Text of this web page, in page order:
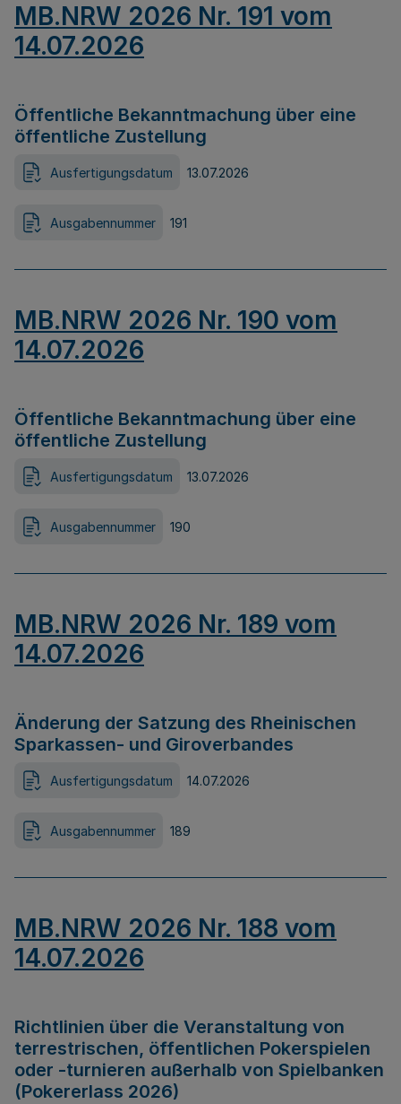
MB.NRW 2026 Nr. 191 vom
14.07.2026
Öffentliche Bekanntmachung über eine
öffentliche Zustellung
Ausfertigungsdatum 13.07.2026
Ausgabennummer 191
MB.NRW 2026 Nr. 190 vom
14.07.2026
Öffentliche Bekanntmachung über eine
öffentliche Zustellung
Ausfertigungsdatum 13.07.2026
Ausgabennummer 190
MB.NRW 2026 Nr. 189 vom
14.07.2026
Änderung der Satzung des Rheinischen
Sparkassen- und Giroverbandes
Ausfertigungsdatum 14.07.2026
Ausgabennummer 189
MB.NRW 2026 Nr. 188 vom
14.07.2026
Richtlinien über die Veranstaltung von
terrestrischen, öffentlichen Pokerspielen
oder -turnieren außerhalb von Spielbanken
(Pokererlass 2026)